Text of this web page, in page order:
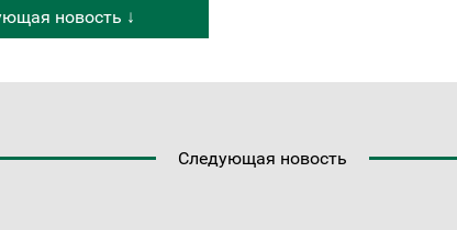
новость ↓
Следующая новость